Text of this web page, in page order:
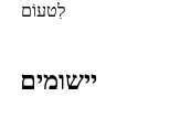
לִטעוֹם
יישומים